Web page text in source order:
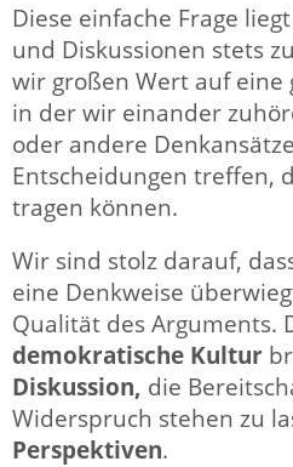
Diese einfache Frage
und Diskussionen stets
wir großen Wert auf
in der wir einander
oder andere
Entscheidungen treffen,
tragen können.
Wir sind stolz darauf,
eine Denkweise
Qualität des Arguments.
demokratische Kultur
Diskussion, die
Widerspruch stehen zu
Perspektiven.